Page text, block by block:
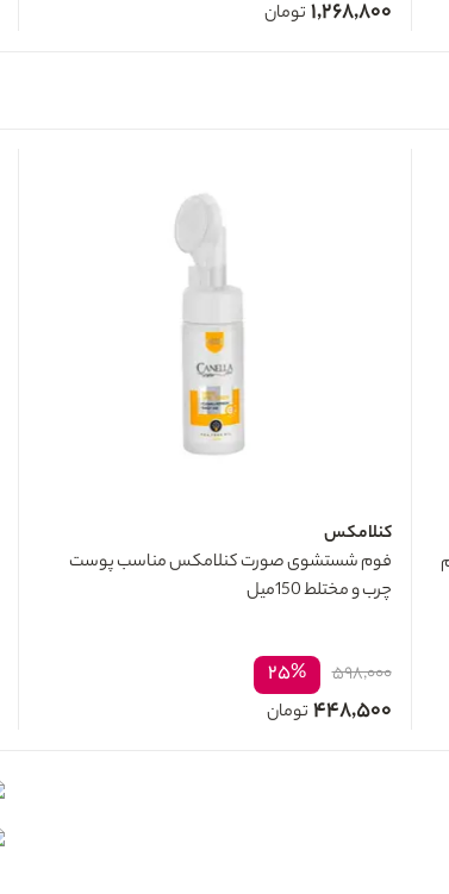
۱,۲۶۸,۸۰۰ تومان
کنلامکس
فوم شستشوی صورت کنلامکس مناسب پوست
چرب و مختلط 150میل
۵۹۸,۰۰۰ ۲۵%
۴۴۸,۵۰۰ تومان